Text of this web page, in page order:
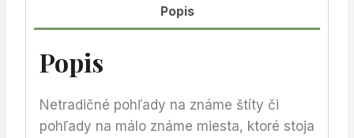
Popis
Popis
Netradičné pohľady na známe štíty či
pohľady na málo známe miesta, ktoré stoja